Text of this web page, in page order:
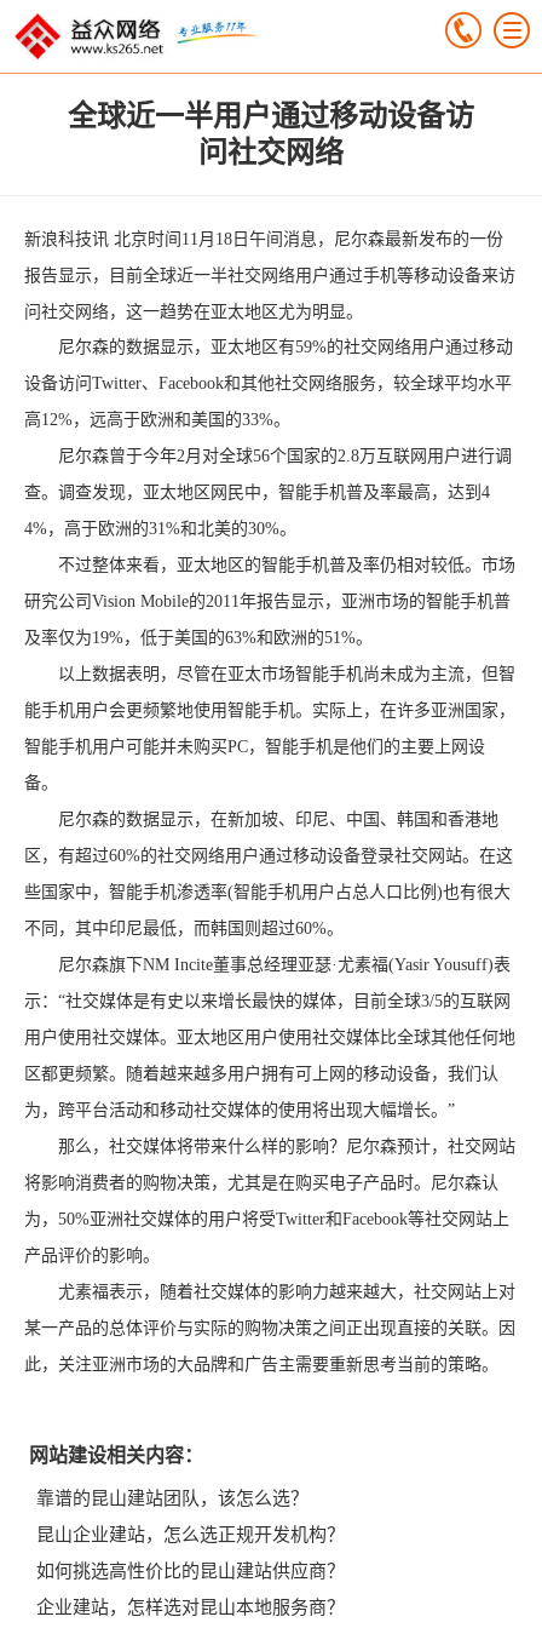
全球近一半用户通过移动设备访
问社交网络
新浪科技讯 北京时间11月18日午间消息，尼尔森最新发布的一份
报告显示，目前全球近一半社交网络用户通过手机等移动设备来访
问社交网络，这一趋势在亚太地区尤为明显。
尼尔森的数据显示，亚太地区有59%的社交网络用户通过移动
设备访问Twitter、Facebook和其他社交网络服务，较全球平均水平
高12%，远高于欧洲和美国的33%。
尼尔森曾于今年2月对全球56个国家的2.8万互联网用户进行调
查。调查发现，亚太地区网民中，智能手机普及率最高，达到4
4%，高于欧洲的31%和北美的30%。
不过整体来看，亚太地区的智能手机普及率仍相对较低。市场
研究公司Vision Mobile的2011年报告显示，亚洲市场的智能手机普
及率仅为19%，低于美国的63%和欧洲的51%。
以上数据表明，尽管在亚太市场智能手机尚未成为主流，但智
能手机用户会更频繁地使用智能手机。实际上，在许多亚洲国家，
智能手机用户可能并未购买PC，智能手机是他们的主要上网设
备。
尼尔森的数据显示，在新加坡、印尼、中国、韩国和香港地
区，有超过60%的社交网络用户通过移动设备登录社交网站。在这
些国家中，智能手机渗透率(智能手机用户占总人口比例)也有很大
不同，其中印尼最低，而韩国则超过60%。
尼尔森旗下NM Incite董事总经理亚瑟·尤素福(Yasir Yousuff)表
示：“社交媒体是有史以来增长最快的媒体，目前全球3/5的互联网
用户使用社交媒体。亚太地区用户使用社交媒体比全球其他任何地
区都更频繁。随着越来越多用户拥有可上网的移动设备，我们认
为，跨平台活动和移动社交媒体的使用将出现大幅增长。”
那么，社交媒体将带来什么样的影响？尼尔森预计，社交网站
将影响消费者的购物决策，尤其是在购买电子产品时。尼尔森认
为，50%亚洲社交媒体的用户将受Twitter和Facebook等社交网站上
产品评价的影响。
尤素福表示，随着社交媒体的影响力越来越大，社交网站上对
某一产品的总体评价与实际的购物决策之间正出现直接的关联。因
此，关注亚洲市场的大品牌和广告主需要重新思考当前的策略。
网站建设相关内容：
靠谱的昆山建站团队，该怎么选？
昆山企业建站，怎么选正规开发机构？
如何挑选高性价比的昆山建站供应商？
企业建站，怎样选对昆山本地服务商？